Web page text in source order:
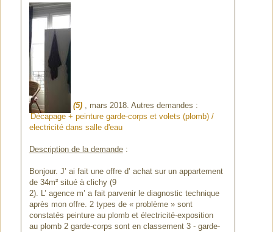
(5) , mars 2018. Autres demandes :
Décapage + peinture garde-corps et volets (plomb) /
electricité dans salle d'eau
Description de la demande:
Bonjour. J’ ai fait une offre d’ achat sur un appartement
de 34m² situé à clichy (9
2). L’ agence m’ a fait parvenir le diagnostic technique
après mon offre. 2 types de « problème » sont
constatés peinture au plomb et électricité-exposition
au plomb 2 garde-corps sont en classement 3 - garde-